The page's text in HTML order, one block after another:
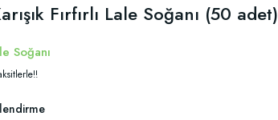
Fırfırlı Lale Soğanı (50 adet)
Soğanı